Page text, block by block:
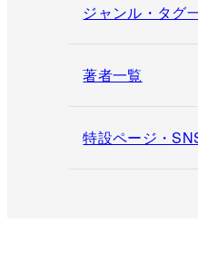
ジャンル・タグ
著者一覧
特設ページ・